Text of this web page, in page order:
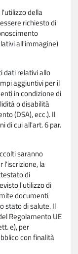
della
richiesto di
all'immagine)
dati relativi allo
aggiuntivi per il
in condizione di
o disabilità
(DSA), ecc.). Il
di cui all'art. 6 par.
saranno
l'iscrizione, la
di
l'utilizzo di
documenti
stato di salute. Il
Regolamento UE
e), per
con finalità